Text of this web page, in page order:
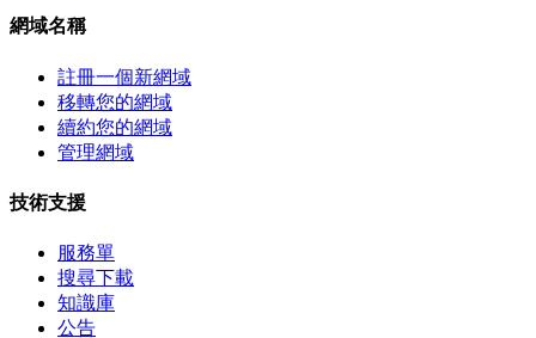
網域名稱
註冊一個新網域
移轉您的網域
續約您的網域
管理網域
技術支援
服務單
搜尋下載
知識庫
公告